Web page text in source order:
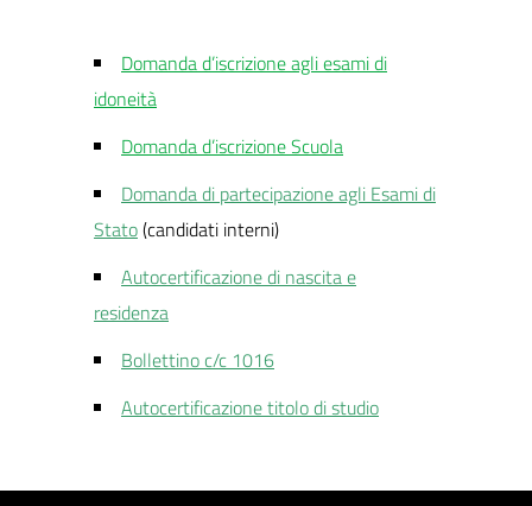
Domanda d’iscrizione agli esami di
idoneità
Domanda d’iscrizione Scuola
Domanda di partecipazione agli Esami di
Stato(candidati interni)
Autocertificazione di nascita e
residenza
Bollettino c/c 1016
Autocertificazione titolo di studio